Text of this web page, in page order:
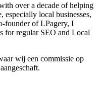
over a decade of helping
especially local businesses,
founder of LPagery, I
for regular SEO and Local
wij een commissie op